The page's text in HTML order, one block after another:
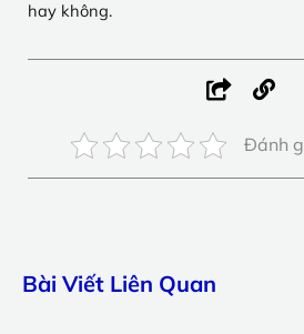
hay không.
Đánh
Bài Viết Liên Quan